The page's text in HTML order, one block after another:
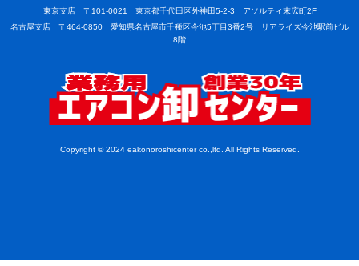
東京支店 〒101-0021 東京都千代田区外神田5-2-3 アソルティ末広町2F
名古屋支店 〒464-0850 愛知県名古屋市千種区今池5丁目3番2号 リアライズ今池駅前ビル
8階
Copyright © 2024 eakonoroshicenter co.,ltd. All Rights Reserved.